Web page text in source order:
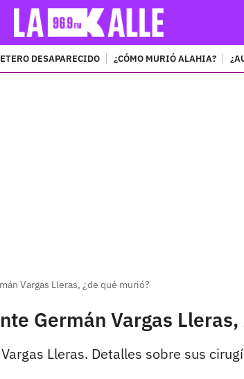
DESAPARECIDO ¿CÓMO MURIÓ ALAHIA?
Vargas Lleras, ¿de qué murió?
Germán Vargas Lleras,
Lleras. Detalles sobre sus